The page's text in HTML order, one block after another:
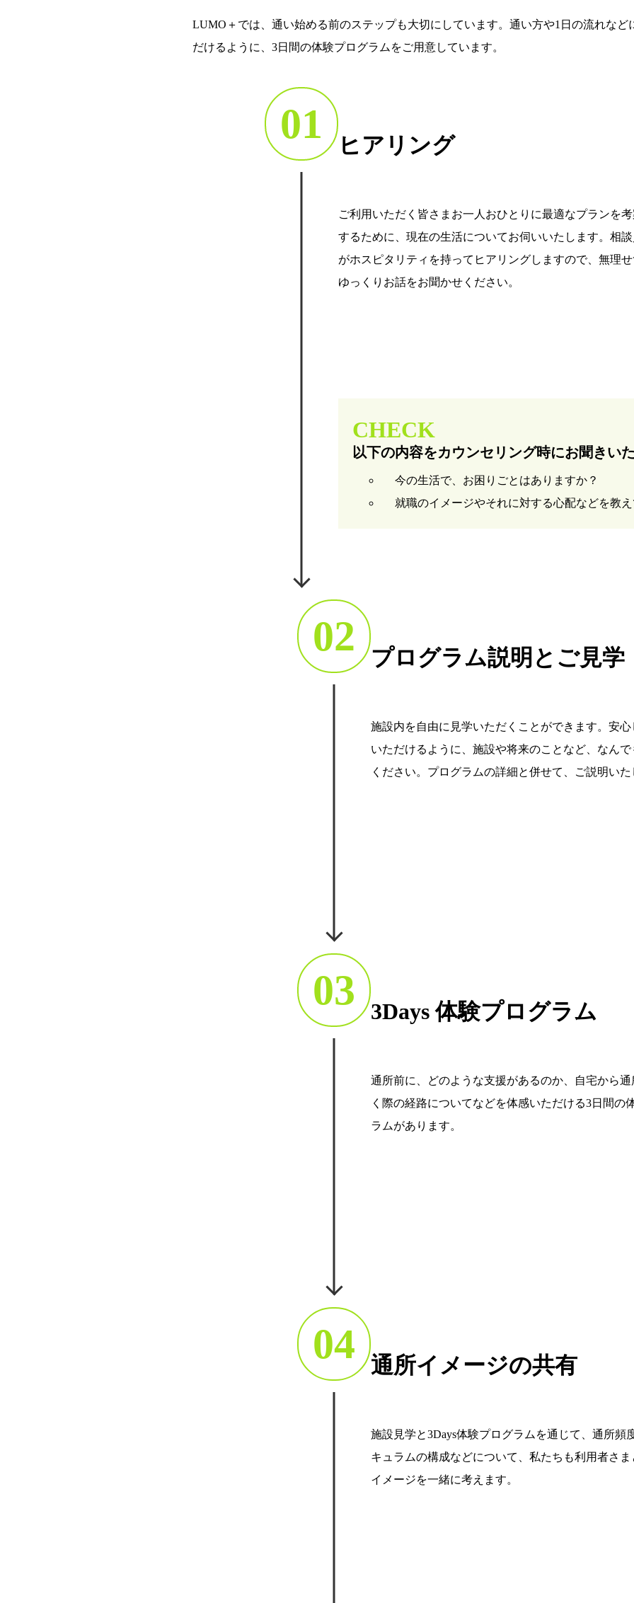
LUMO＋では、通い始める前のステップも大切にしています。通い方や1日の流れなど
だけるように、3日間の体験プログラムをご用意しています。
01 ヒアリング
ご利用いただく皆さまお一人おひとりに最適なプランを考
するために、現在の生活についてお伺いいたします。相談
がホスピタリティを持ってヒアリングしますので、無理
ゆっくりお話をお聞かせください。
CHECK
以下の内容をカウンセリング時にお聞きいた
今の生活で、お困りごとはありますか？
就職のイメージやそれに対する心配などを教え
02 プログラム説明とご見学
施設内を自由に見学いただくことができます。安心
いただけるように、施設や将来のことなど、なんで
ください。プログラムの詳細と併せて、ご説明いた
03 3Days 体験プログラム
通所前に、どのような支援があるのか、自宅から通
く際の経路についてなどを体感いただける3日間の
ラムがあります。
04 通所イメージの共有
施設見学と3Days体験プログラムを通じて、通所頻
キュラムの構成などについて、私たちも利用者さ
イメージを一緒に考えます。